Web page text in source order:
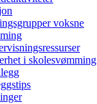
voksne
i skolesvømming